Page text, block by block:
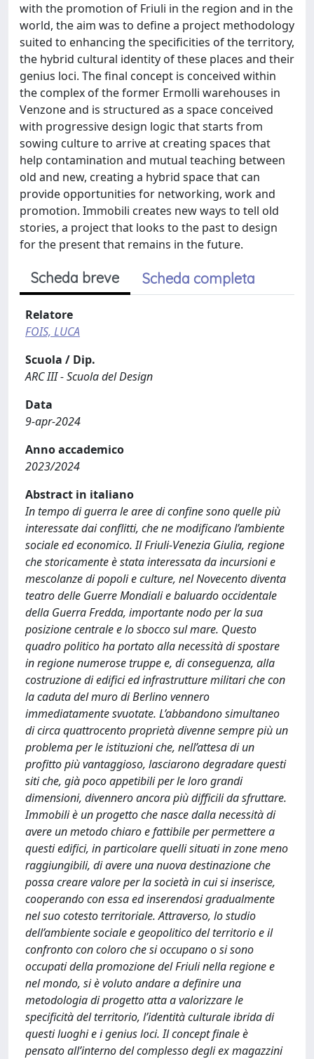
with the promotion of Friuli in the region and in the
world, the aim was to define a project methodology
suited to enhancing the specificities of the territory,
the hybrid cultural identity of these places and their
genius loci. The final concept is conceived within
the complex of the former Ermolli warehouses in
Venzone and is structured as a space conceived
with progressive design logic that starts from
sowing culture to arrive at creating spaces that
help contamination and mutual teaching between
old and new, creating a hybrid space that can
provide opportunities for networking, work and
promotion. Immobili creates new ways to tell old
stories, a project that looks to the past to design
for the present that remains in the future.
Scheda breve Scheda completa
Relatore
FOIS, LUCA
Scuola / Dip.
ARC III - Scuola del Design
Data
9-apr-2024
Anno accademico
2023/2024
Abstract in italiano
In tempo di guerra le aree di confine sono quelle più
interessate dai conflitti, che ne modificano l’ambiente
sociale ed economico. Il Friuli-Venezia Giulia, regione
che storicamente è stata interessata da incursioni e
mescolanze di popoli e culture, nel Novecento diventa
teatro delle Guerre Mondiali e baluardo occidentale
della Guerra Fredda, importante nodo per la sua
posizione centrale e lo sbocco sul mare. Questo
quadro politico ha portato alla necessità di spostare
in regione numerose truppe e, di conseguenza, alla
costruzione di edifici ed infrastrutture militari che con
la caduta del muro di Berlino vennero
immediatamente svuotate. L’abbandono simultaneo
di circa quattrocento proprietà divenne sempre più un
problema per le istituzioni che, nell’attesa di un
profitto più vantaggioso, lasciarono degradare questi
siti che, già poco appetibili per le loro grandi
dimensioni, divennero ancora più difficili da sfruttare.
Immobili è un progetto che nasce dalla necessità di
avere un metodo chiaro e fattibile per permettere a
questi edifici, in particolare quelli situati in zone meno
raggiungibili, di avere una nuova destinazione che
possa creare valore per la società in cui si inserisce,
cooperando con essa ed inserendosi gradualmente
nel suo cotesto territoriale. Attraverso, lo studio
dell’ambiente sociale e geopolitico del territorio e il
confronto con coloro che si occupano o si sono
occupati della promozione del Friuli nella regione e
nel mondo, si è voluto andare a definire una
metodologia di progetto atta a valorizzare le
specificità del territorio, l’identità culturale ibrida di
questi luoghi e i genius loci. Il concept finale è
pensato all’interno del complesso degli ex magazzini